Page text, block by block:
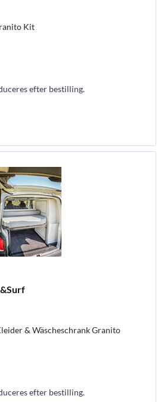
Kit
efter bestilling.
& Wäscheschrank Granito
efter bestilling.